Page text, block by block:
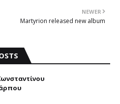
NEWER
Martyrion released new album